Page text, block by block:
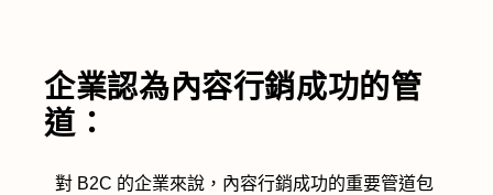
企業認為內容行銷成功的管
道：
對 B2C 的企業來說，內容行銷成功的重要管道包